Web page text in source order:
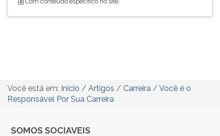
Você está em: Início / Artigos / Carreira / Você é o
Responsável Por Sua Carreira
SOMOS SOCIAVEIS